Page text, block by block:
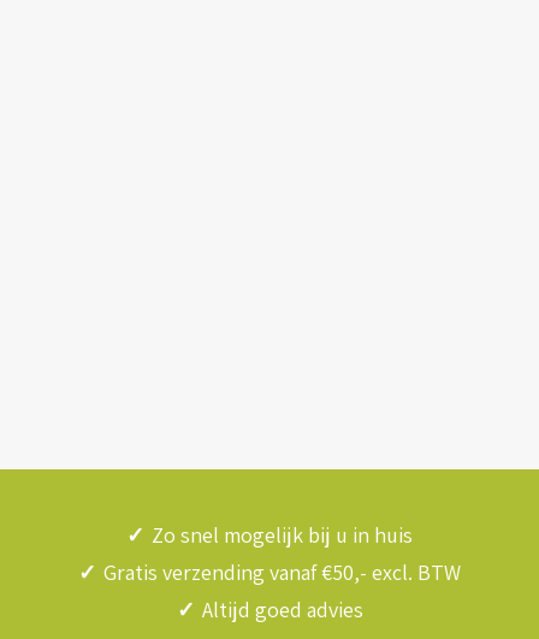
✓ Zo snel mogelijk bij u in huis
✓ Gratis verzending vanaf €50,- excl. BTW
✓ Altijd goed advies